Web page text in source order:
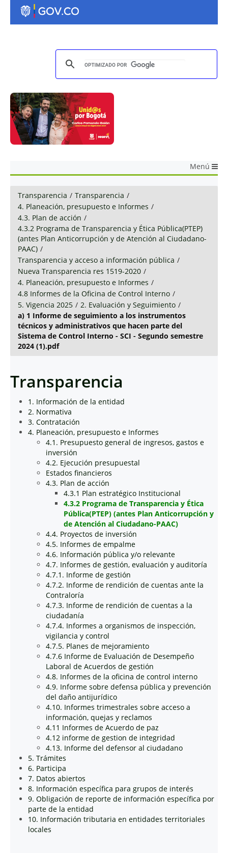
Menú
Transparencia / Transparencia /
4. Planeación, presupuesto e Informes /
4.3. Plan de acción /
4.3.2 Programa de Transparencia y Ética Pública(PTEP)
(antes Plan Anticorrupción y de Atención al Ciudadano-
PAAC) /
Transparencia y acceso a información pública /
Nueva Transparencia res 1519-2020 /
4. Planeación, presupuesto e Informes /
4.8 Informes de la Oficina de Control Interno /
5. Vigencia 2025 / 2. Evaluación y Seguimiento /
a) 1 Informe de seguimiento a los instrumentos
técnicos y administrativos que hacen parte del
Sistema de Control Interno - SCI - Segundo semestre
2024 (1).pdf
Transparencia
1. Información de la entidad
2. Normativa
3. Contratación
4. Planeación, presupuesto e Informes
4.1. Presupuesto general de ingresos, gastos e
inversión
4.2. Ejecución presupuestal
Estados financieros
4.3. Plan de acción
4.3.1 Plan estratégico Institucional
4.3.2 Programa de Transparencia y Ética
Pública(PTEP) (antes Plan Anticorrupción y
de Atención al Ciudadano-PAAC)
4.4. Proyectos de inversión
4.5. Informes de empalme
4.6. Información pública y/o relevante
4.7. Informes de gestión, evaluación y auditoría
4.7.1. Informe de gestión
4.7.2. Informe de rendición de cuentas ante la
Contraloría
4.7.3. Informe de rendición de cuentas a la
ciudadanía
4.7.4. Informes a organismos de inspección,
vigilancia y control
4.7.5. Planes de mejoramiento
4.7.6 Informe de Evaluación de Desempeño
Laboral de Acuerdos de gestión
4.8. Informes de la oficina de control interno
4.9. Informe sobre defensa pública y prevención
del daño antijurídico
4.10. Informes trimestrales sobre acceso a
información, quejas y reclamos
4.11 Informes de Acuerdo de paz
4.12 informe de gestion de integridad
4.13. Informe del defensor al ciudadano
5. Trámites
6. Participa
7. Datos abiertos
8. Información específica para grupos de interés
9. Obligación de reporte de información específica por
parte de la entidad
10. Información tributaria en entidades territoriales
locales